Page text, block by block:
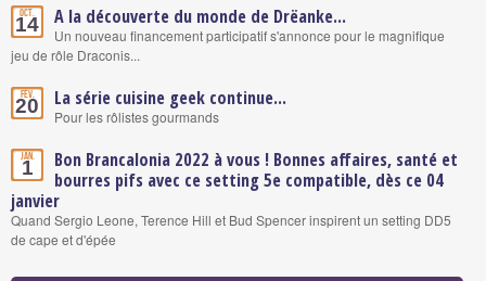
Oct.
14 A la découverte du monde de Drëanke...
Un nouveau financement participatif s'annonce pour le magnifique
jeu de rôle Draconis...
Fév.
20 La série cuisine geek continue...
Pour les rôlistes gourmands
Jan.
1
Bon Brancalonia 2022 à vous ! Bonnes affaires, santé et
bourres pifs avec ce setting 5e compatible, dès ce 04
janvier
Quand Sergio Leone, Terence Hill et Bud Spencer inspirent un setting DD5
de cape et d'épée